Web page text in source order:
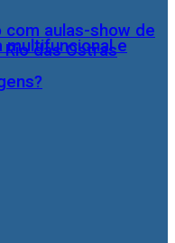
multifuncional e
com aulas-show de
das Ostras